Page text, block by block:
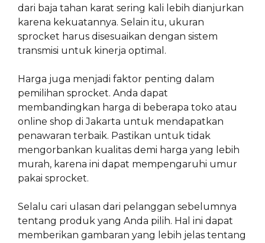
dari baja tahan karat sering kali lebih dianjurkan
karena kekuatannya. Selain itu, ukuran
sprocket harus disesuaikan dengan sistem
transmisi untuk kinerja optimal.
Harga juga menjadi faktor penting dalam
pemilihan sprocket. Anda dapat
membandingkan harga di beberapa toko atau
online shop di Jakarta untuk mendapatkan
penawaran terbaik. Pastikan untuk tidak
mengorbankan kualitas demi harga yang lebih
murah, karena ini dapat mempengaruhi umur
pakai sprocket.
Selalu cari ulasan dari pelanggan sebelumnya
tentang produk yang Anda pilih. Hal ini dapat
memberikan gambaran yang lebih jelas tentang